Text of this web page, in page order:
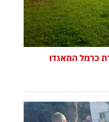
כרמל התאגדו